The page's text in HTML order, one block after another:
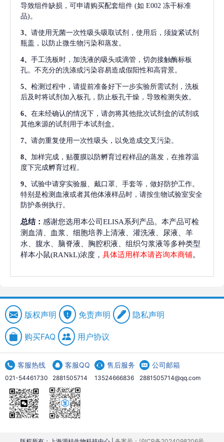
导致组件缺损，可申请购买配套组件 (如 E002 冻干标准
品)。
3、 请使用无菌一次性吸头吸取试剂，使用后，须旋紧试剂
瓶盖，以防止微生物污染和蒸发。
4、 手工洗板时，加洗液的吸头或滴管，切勿接触酶标板
孔。不充分的洗涤或污染容易造成假阳性和高背景。
5、 检测过程中，请提前准备好下一步实验所需试剂，洗板
后及时将试剂加入板孔，防止板孔干燥，导致检测失效。
6、 在未经确认的情况下，请勿将其他批次试剂盒的试剂或
其他来源的试剂用于本试剂盒。
7、 请勿重复使用一次性吸头，以免造成交叉污染。
8、 加样完成，贴覆膜以防孵育过程样品的蒸发，在推荐温
度下完成孵育过程。
9、 试验中请穿实验服、戴口罩、手套等，做好防护工作。
特别是检测血液或者其他体液样品时，请按生物试验室安全
防护条例执行。
总结： 感谢您选用本公司ELISA系列产品。本产品可检
测血清、血浆、细胞培养上清液、灌洗液、尿液、羊
水、腹水、脑脊液、胸腔积液、组织匀浆液等多种类型
样本小鼠(RANkL)浓度， 具体适用样本请咨询本商铺。
版权声明 免责声明 隐私声明
购买FAQ 用户协议
客服热线
021-54461730
客服QQ
2881505714
售后服务
13524666836
公司邮箱
2881505714@qq.com